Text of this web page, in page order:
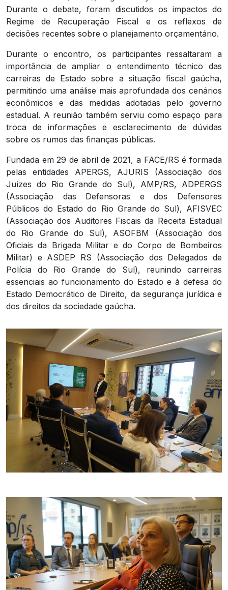
Durante o debate, foram discutidos os impactos do
Regime de Recuperação Fiscal e os reflexos de
decisões recentes sobre o planejamento orçamentário.
Durante o encontro, os participantes ressaltaram a
importância de ampliar o entendimento técnico das
carreiras de Estado sobre a situação fiscal gaúcha,
permitindo uma análise mais aprofundada dos cenários
econômicos e das medidas adotadas pelo governo
estadual. A reunião também serviu como espaço para
troca de informações e esclarecimento de dúvidas
sobre os rumos das finanças públicas.
Fundada em 29 de abril de 2021, a FACE/RS é formada
pelas entidades APERGS, AJURIS (Associação dos
Juízes do Rio Grande do Sul), AMP/RS, ADPERGS
(Associação das Defensoras e dos Defensores
Públicos do Estado do Rio Grande do Sul), AFISVEC
(Associação dos Auditores Fiscais da Receita Estadual
do Rio Grande do Sul), ASOFBM (Associação dos
Oficiais da Brigada Militar e do Corpo de Bombeiros
Militar) e ASDEP RS (Associação dos Delegados de
Polícia do Rio Grande do Sul), reunindo carreiras
essenciais ao funcionamento do Estado e à defesa do
Estado Democrático de Direito, da segurança jurídica e
dos direitos da sociedade gaúcha.